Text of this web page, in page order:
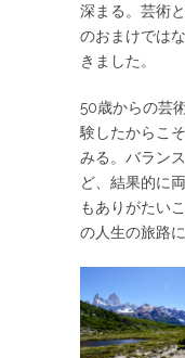
深まる。芸術
のおまけでは
きました。
50歳からの芸
験したからこ
みる。バラン
ど、結果的に
もありがたい
の人生の旅路